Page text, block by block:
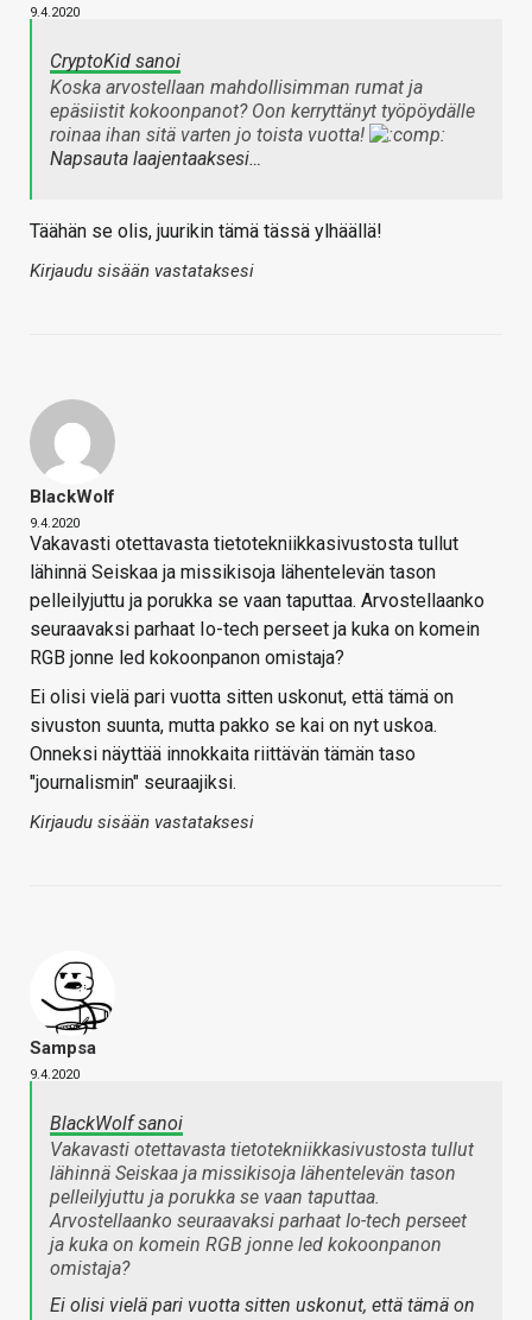
9.4.2020
CryptoKid sanoi
Koska arvostellaan mahdollisimman rumat ja
epäsiistit kokoonpanot? Oon kerryttänyt työpöydälle
roinaa ihan sitä varten jo toista vuotta!
Napsauta laajentaaksesi…
Täähän se olis, juurikin tämä tässä ylhäällä!
Kirjaudu sisään vastataksesi
BlackWolf
9.4.2020
Vakavasti otettavasta tietotekniikkasivustosta tullut
lähinnä Seiskaa ja missikisoja lähentelevän tason
pelleilyjuttu ja porukka se vaan taputtaa. Arvostellaanko
seuraavaksi parhaat Io-tech perseet ja kuka on komein
RGB jonne led kokoonpanon omistaja?
Ei olisi vielä pari vuotta sitten uskonut, että tämä on
sivuston suunta, mutta pakko se kai on nyt uskoa.
Onneksi näyttää innokkaita riittävän tämän taso
"journalismin" seuraajiksi.
Kirjaudu sisään vastataksesi
Sampsa
9.4.2020
BlackWolf sanoi
Vakavasti otettavasta tietotekniikkasivustosta tullut
lähinnä Seiskaa ja missikisoja lähentelevän tason
pelleilyjuttu ja porukka se vaan taputtaa.
Arvostellaanko seuraavaksi parhaat Io-tech perseet
ja kuka on komein RGB jonne led kokoonpanon
omistaja?
Ei olisi vielä pari vuotta sitten uskonut, että tämä on